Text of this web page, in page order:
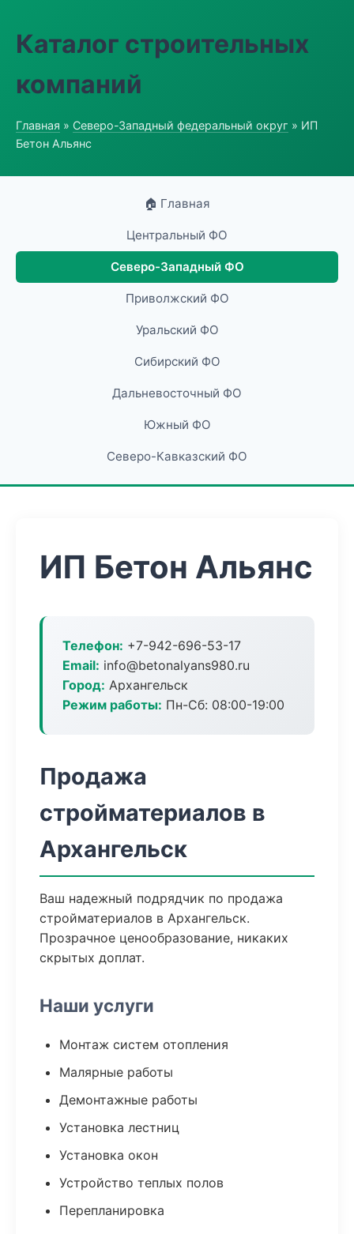
Каталог строительных
компаний
Главная » Северо-Западный федеральный округ » ИП
Бетон Альянс
🏠 Главная
Центральный ФО
Северо-Западный ФО
Приволжский ФО
Уральский ФО
Сибирский ФО
Дальневосточный ФО
Южный ФО
Северо-Кавказский ФО
ИП Бетон Альянс
Телефон: +7-942-696-53-17
Email: info@betonalyans980.ru
Город: Архангельск
Режим работы: Пн-Сб: 08:00-19:00
Продажа
стройматериалов в
Архангельск
Ваш надежный подрядчик по продажа
стройматериалов в Архангельск.
Прозрачное ценообразование, никаких
скрытых доплат.
Наши услуги
Монтаж систем отопления
Малярные работы
Демонтажные работы
Установка лестниц
Установка окон
Устройство теплых полов
Перепланировка